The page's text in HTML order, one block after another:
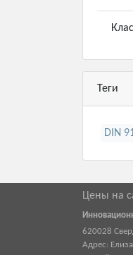
Теги
DIN
Цены на
620028
Адрес: